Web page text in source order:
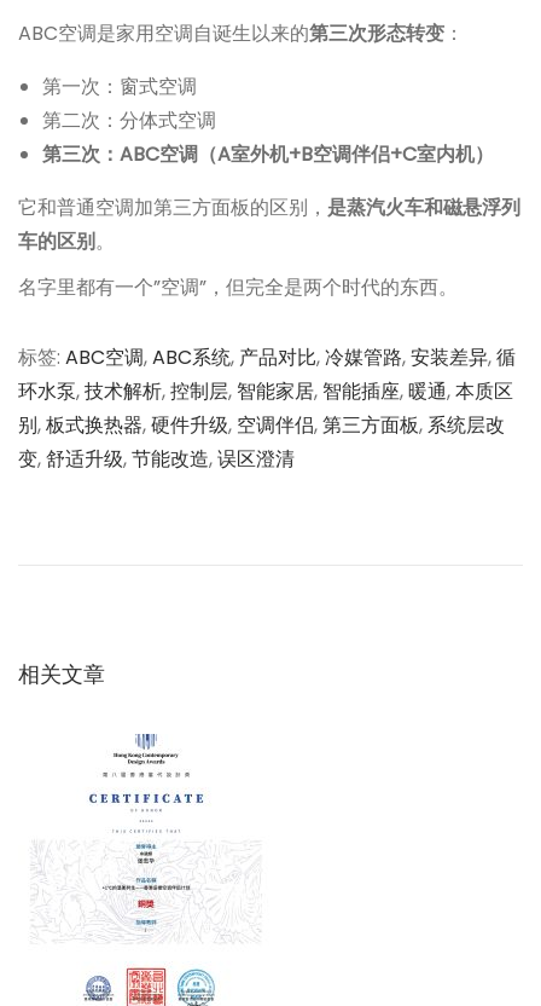
ABC空调是家用空调自诞生以来的第三次形态转变 ：
第一次：窗式空调
第二次：分体式空调
第三次：ABC空调（A室外机+B空调伴侣+C室内机）
它和普通空调加第三方面板的区别， 是蒸汽火车和磁悬浮列
车的区别。
名字里都有一个”空调”，但完全是两个时代的东西。
标签: ABC空调,ABC系统, 产品对比,冷媒管路,安装差异,循
环水泵,技术解析,控制层, 智能家居, 智能插座,暖通,本质区
别,板式换热器,硬件升级, 空调伴侣,第三方面板,系统层改
变,舒适升级,节能改造,误区澄清
航
：
B
空
气
能
相关文章